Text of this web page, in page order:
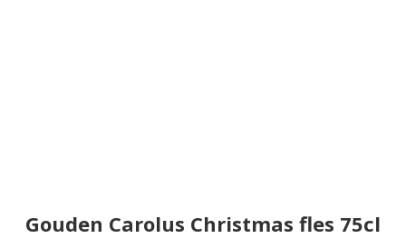
Gouden Carolus Christmas fles 75cl